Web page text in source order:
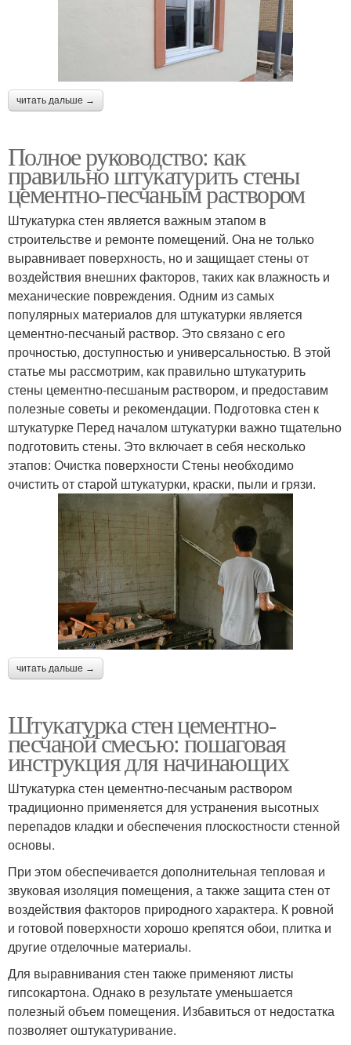
читать дальше →
Полное руководство: как
правильно штукатурить стены
цементно-песчаным раствором
Штукатурка стен является важным этапом в
строительстве и ремонте помещений. Она не только
выравнивает поверхность, но и защищает стены от
воздействия внешних факторов, таких как влажность и
механические повреждения. Одним из самых
популярных материалов для штукатурки является
цементно-песчаный раствор. Это связано с его
прочностью, доступностью и универсальностью. В этой
статье мы рассмотрим, как правильно штукатурить
стены цементно-песшаным раствором, и предоставим
полезные советы и рекомендации. Подготовка стен к
штукатурке Перед началом штукатурки важно тщательно
подготовить стены. Это включает в себя несколько
этапов: Очистка поверхности Стены необходимо
очистить от старой штукатурки, краски, пыли и грязи.
читать дальше →
Штукатурка стен цементно-
песчаной смесью: пошаговая
инструкция для начинающих
Штукатурка стен цементно-песчаным раствором
традиционно применяется для устранения высотных
перепадов кладки и обеспечения плоскостности стенной
основы.
При этом обеспечивается дополнительная тепловая и
звуковая изоляция помещения, а также защита стен от
воздействия факторов природного характера. К ровной
и готовой поверхности хорошо крепятся обои, плитка и
другие отделочные материалы.
Для выравнивания стен также применяют листы
гипсокартона. Однако в результате уменьшается
полезный объем помещения. Избавиться от недостатка
позволяет оштукатуривание.